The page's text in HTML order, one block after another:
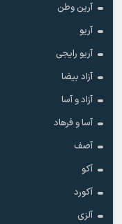
آرین وطن
آریو
آریو رایجی
آزاد بیضا
آزاد و آسا
آسا و فرهاد
آصف
آکو
آکورد
آلزی